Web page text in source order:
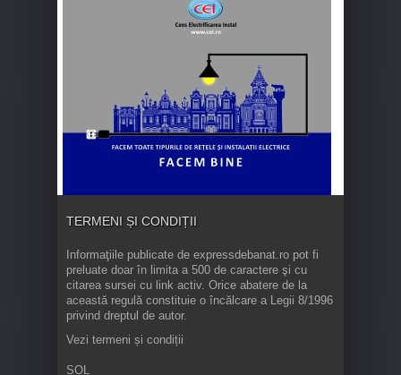
TERMENI ȘI CONDIȚII
Informaţiile publicate de expressdebanat.ro pot fi
preluate doar în limita a 500 de caractere şi cu
citarea sursei cu link activ. Orice abatere de la
această regulă constituie o încălcare a Legii 8/1996
privind dreptul de autor.
Vezi termeni și condiții
SOL